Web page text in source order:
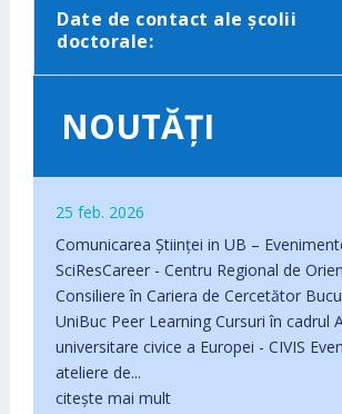
Date de contact ale școlii
doctorale:
NOUTĂȚI
25 feb. 2026
Comunicarea Științei in UB –
SciResCareer - Centru Regional de
Consiliere în Cariera de Cercetător
UniBuc Peer Learning Cursuri în cadrul
universitare civice a Europei - CIVIS
ateliere de...
citește mai mult